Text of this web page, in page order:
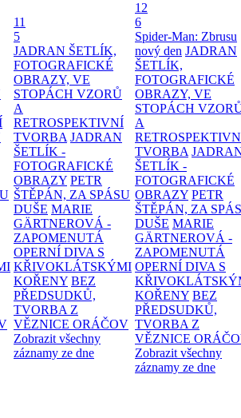
11
5
JADRAN ŠETLÍK,
FOTOGRAFICKÉ
OBRAZY, VE
STOPÁCH VZORŮ
A
RETROSPEKTIVNÍ
TVORBA JADRAN
ŠETLÍK -
FOTOGRAFICKÉ
OBRAZY PETR
ŠTĚPÁN, ZA SPÁSU
DUŠE MARIE
GÄRTNEROVÁ -
ZAPOMENUTÁ
OPERNÍ DIVA S
KŘIVOKLÁTSKÝMI
KOŘENY BEZ
PŘEDSUDKŮ,
TVORBA Z
VĚZNICE ORÁČOV
Zobrazit všechny
záznamy ze dne
12
6
Spider-Man: Zbrusu
nový den JADRAN
ŠETLÍK,
FOTOGRAFICKÉ
OBRAZY, VE
STOPÁCH
A
TVORBA
ŠETLÍK -
FOTOGRAFICKÉ
OBRAZY PETR
ŠTĚPÁN, ZA
DUŠE MARIE
GÄRTNEROVÁ -
ZAPOMENUTÁ
OPERNÍ DIVA S
KOŘENY BEZ
PŘEDSUDKŮ,
TVORBA Z
VĚZNICE
Zobrazit všechny
záznamy ze dne